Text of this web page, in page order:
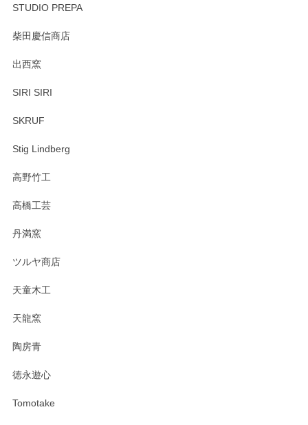
STUDIO PREPA
柴田慶信商店
出西窯
SIRI SIRI
SKRUF
Stig Lindberg
高野竹工
高橋工芸
丹満窯
ツルヤ商店
天童木工
天龍窯
陶房青
徳永遊心
Tomotake